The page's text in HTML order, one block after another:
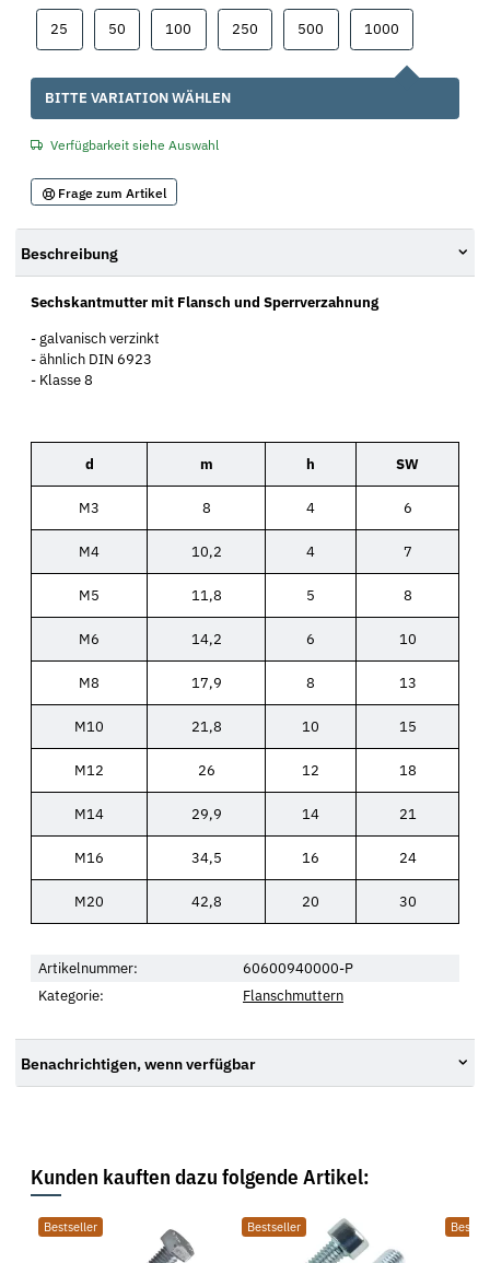
25 5050 100 250250 500 10001000
x
BITTE VARIATION WÄHLEN
Verfügbarkeit siehe Auswahl
Frage zum Artikel
Beschreibung
Sechskantmutter mit Flansch und Sperrverzahnung
- galvanisch verzinkt
- ähnlich DIN 6923
- Klasse 8
d m h SW
M3 8 4 6
M4 10,2 4 7
M5 11,8 5 8
M6 14,2 6 10
M8 17,9 8 13
M10 21,8 10 15
M12 26 12 18
M14 29,9 14 21
M16 34,5 16 24
M20 42,8 20 30
Artikelnummer:
60600940000-P
Kategorie:
Flanschmuttern
Benachrichtigen, wenn verfügbar
Kunden kauften dazu folgende Artikel:
Bestseller Bestseller